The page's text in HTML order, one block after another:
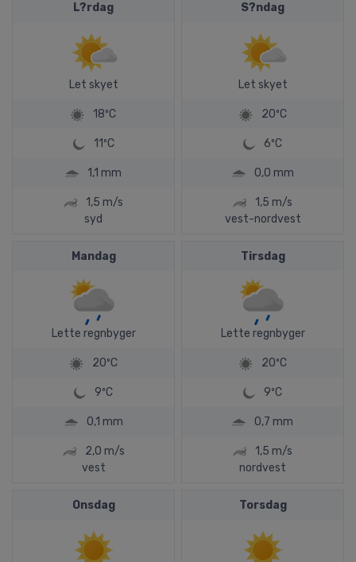
L?rdag
Let skyet
18ºC
11ºC
1,1 mm
1,5 m/s
syd
S?ndag
Let skyet
20ºC
6ºC
0,0 mm
1,5 m/s
vest-nordvest
Mandag
Lette regnbyger
20ºC
9ºC
0,1 mm
2,0 m/s
vest
Tirsdag
Lette regnbyger
20ºC
9ºC
0,7 mm
1,5 m/s
nordvest
Onsdag Torsdag